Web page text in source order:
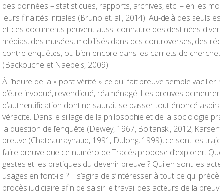
des données – statistiques, rapports, archives, etc. – en les
leurs finalités initiales (Bruno et. al., 2014). Au-delà des seuls
et ces documents peuvent aussi connaître des destinées
médias, des musées, mobilisés dans des controverses, des
contre-enquêtes, ou bien encore dans les carnets de
(Backouche et Naepels, 2009).
À l’heure de la « post-vérité » ce qui fait preuve semble
d’être invoqué, revendiqué, réaménagé. Les preuves
d’authentification dont ne saurait se passer tout énoncé
véracité. Dans le sillage de la philosophie et de la sociologie
la question de l’enquête (Dewey, 1967, Boltanski, 2012,
preuve (Chateauraynaud, 1991, Dulong, 1999), ce sont les
faire preuve que ce numéro de Tracés propose d’explorer.
gestes et les pratiques du devenir preuve ? Qui en sont les
usages en font-ils ? Il s’agira de s’intéresser à tout ce qui
procès judiciaire afin de saisir le travail des acteurs de la